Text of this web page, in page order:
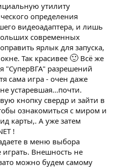
утилиту
определения
видеоадаптера, и лишь
современных
ярлык для запуска,
Так красивее 🙂 Всё же
"СуперВГА" разрешений
сама игра - очен даже
устаревшая...почти.
кнопку свердр и зайти в
ознакомиться с миром и
карты,. А уже затем
!
в меню выбора
играть. Внешность не
можно будем самому